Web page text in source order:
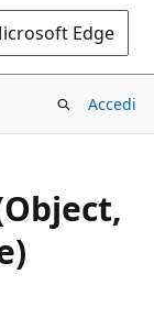
Edge
Accedi